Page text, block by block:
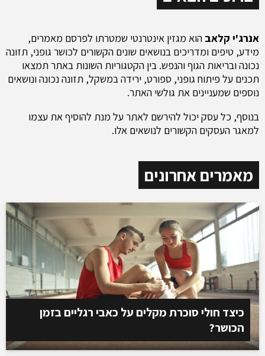
אנרג'י קלאב הוא מגזין אינטרנטי שמטרתו לפרסם מאמרים,
מידע, טיפים ומדריכים בנושאים שונים הקשורים לכושר גופני, תזונה
נכונה ובריאות הגוף והנפש. בין הקטגוריות השונות באתר תמצאו
תכנים על פיתוח גופני, ספורט, ירידה במשקל, תזונה נכונה ונושאים
נוספים שמעניינים את גולשי האתר.
בנוסף, כל עסק יכול להירשם לאתר על מנת להוסיף את עצמו
למאגר העסקים הקשורים לנושאים אלו.
מאמרים אחרונים
כיצד חולי סוכרת מקלים על כאבי רגליים בזמן
הכושר?